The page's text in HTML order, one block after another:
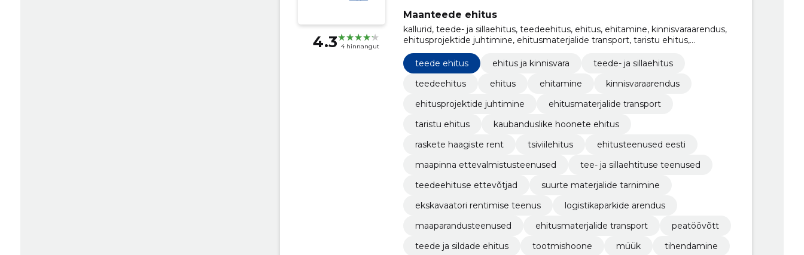
4.3 4 hinnangut
Maanteede ehitus
kallurid, teede- ja sillaehitus, teedeehitus, ehitus, ehitamine, kinnisvaraarendus,
ehitusprojektide juhtimine, ehitusmaterjalide transport, taristu ehitus,
kaubanduslike hoonete ehitus
teede ehitus
ehitus ja kinnisvara
teede- ja sillaehitus
teedeehitus
ehitus ehitamine
kinnisvaraarendus
ehitusprojektide juhtimine
ehitusmaterjalide transport
taristu ehitus
kaubanduslike hoonete ehitus
raskete haagiste rent
tsiviilehitus
ehitusteenused eesti
maapinna ettevalmistusteenused
tee- ja sillaehtituse teenused
teedeehituse ettevõtjad
suurte materjalide tarnimine
ekskavaatori rentimise teenus
logistikaparkide arendus
maaparandusteenused
ehitusmaterjalide transport
peatöövõtt
teede ja sildade ehitus
tootmishoone müük tihendamine